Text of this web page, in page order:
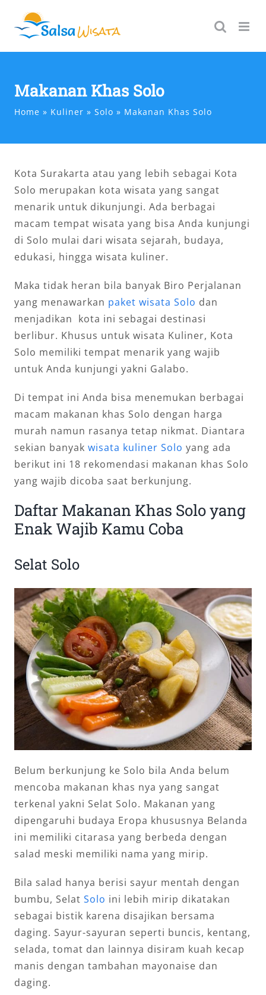
content
Makanan Khas Solo
Home Kuliner Solo Makanan Khas Solo
Kota Surakarta atau yang lebih sebagai Kota
Solo merupakan kota wisata yang sangat
menarik untuk dikunjungi. Ada berbagai
macam tempat wisata yang bisa Anda kunjungi
di Solo mulai dari wisata sejarah, budaya,
edukasi, hingga wisata kuliner.
Maka tidak heran bila banyak Biro Perjalanan
yang menawarkan paket wisata Solo dan
menjadikan kota ini sebagai destinasi
berlibur. Khusus untuk wisata Kuliner, Kota
Solo memiliki tempat menarik yang wajib
untuk Anda kunjungi yakni Galabo.
Di tempat ini Anda bisa menemukan berbagai
macam makanan khas Solo dengan harga
murah namun rasanya tetap nikmat. Diantara
sekian banyak wisata kuliner Solo yang ada
berikut ini 18 rekomendasi makanan khas Solo
yang wajib dicoba saat berkunjung.
Daftar Makanan Khas Solo yang
Enak Wajib Kamu Coba
Selat Solo
Belum berkunjung ke Solo bila Anda belum
mencoba makanan khas nya yang sangat
terkenal yakni Selat Solo. Makanan yang
dipengaruhi budaya Eropa khususnya Belanda
ini memiliki citarasa yang berbeda dengan
salad meski memiliki nama yang mirip.
Bila salad hanya berisi sayur mentah dengan
bumbu, Selat Solo ini lebih mirip dikatakan
sebagai bistik karena disajikan bersama
daging. Sayur-sayuran seperti buncis, kentang,
selada, tomat dan lainnya disiram kuah kecap
manis dengan tambahan mayonaise dan
daging.